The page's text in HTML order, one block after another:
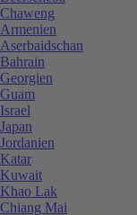
Chaweng
Armenien
Aserbaidschan
Bahrain
Georgien
Guam
Israel
Japan
Jordanien
Katar
Kuwait
Khao Lak
Chiang Mai